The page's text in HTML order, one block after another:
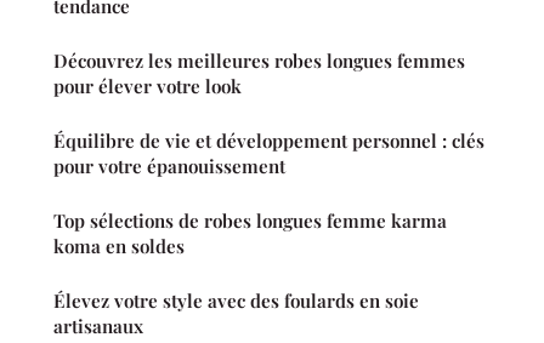
tendance
Découvrez les meilleures robes longues femmes
pour élever votre look
Équilibre de vie et développement personnel : clés
pour votre épanouissement
Top sélections de robes longues femme karma
koma en soldes
Élevez votre style avec des foulards en soie
artisanaux